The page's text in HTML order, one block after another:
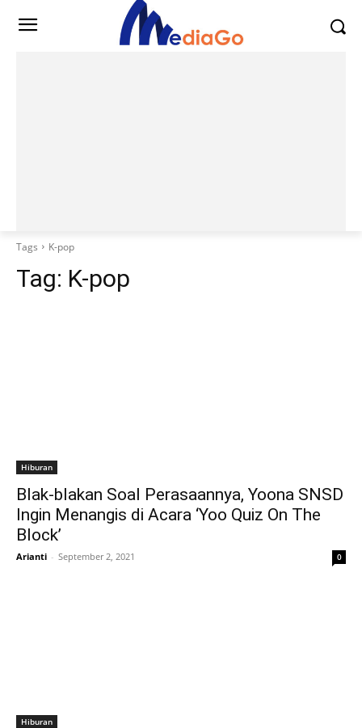
Tags K-pop
Tag: K-pop
Hiburan
Blak-blakan Soal Perasaannya, Yoona SNSD
Ingin Menangis di Acara ‘Yoo Quiz On The
Block’
Arianti - September 2, 2021 0
Hiburan